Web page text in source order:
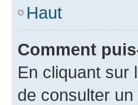
Haut
Comment
En cliquant sur
de consulter